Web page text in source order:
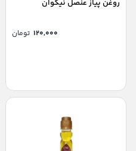
روغن پیاز عنصل نیکوان
۱۲۰,۰۰۰ تومان